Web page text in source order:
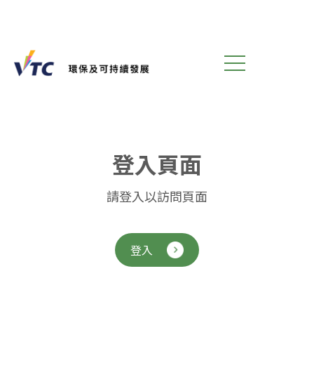
登入頁面
請登入以訪問頁面
登入